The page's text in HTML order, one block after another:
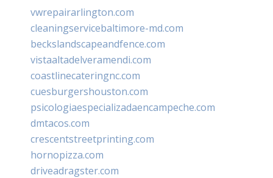
vwrepairarlington.com
cleaningservicebaltimore-md.com
beckslandscapeandfence.com
vistaaltadelveramendi.com
coastlinecateringnc.com
cuesburgershouston.com
psicologiaespecializadaencampeche.com
dmtacos.com
crescentstreetprinting.com
hornopizza.com
driveadragster.com